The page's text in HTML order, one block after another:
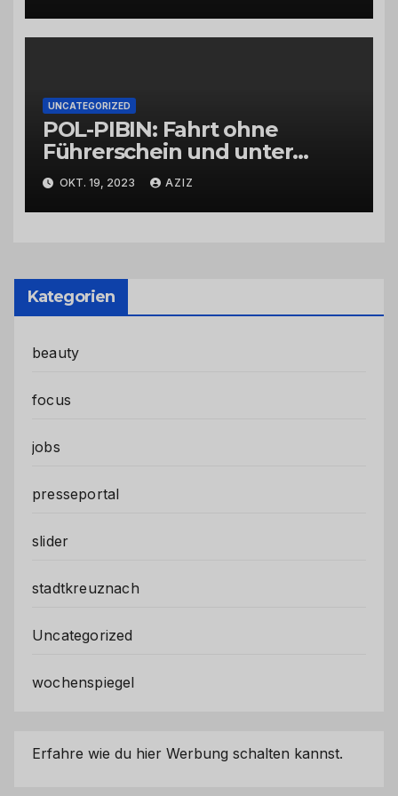
UNCATEGORIZED
POL-PIBIN: Fahrt ohne
Führerschein und unter
Einfluss von Drogen
OKT. 19, 2023 AZIZ
Kategorien
beauty
focus
jobs
presseportal
slider
stadtkreuznach
Uncategorized
wochenspiegel
Erfahre wie du hier Werbung schalten kannst.